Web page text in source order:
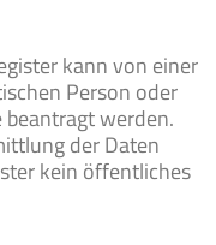
VERANSTAL-
TUNGEN
kann von einer
Person oder
werden.
der Daten
kein öffentliches